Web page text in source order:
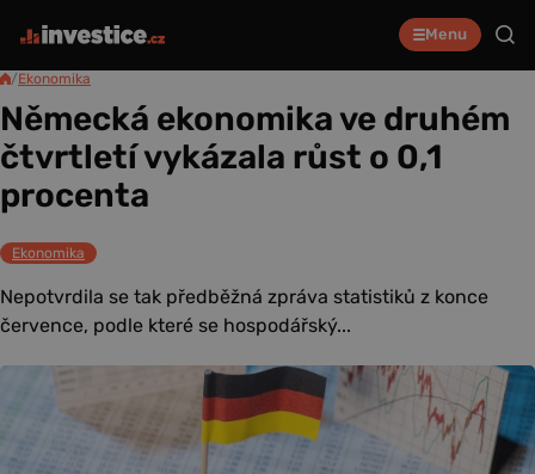
Menu
/Ekonomika
Německá ekonomika ve druhém
čtvrtletí vykázala růst o 0,1
procenta
Ekonomika
Nepotvrdila se tak předběžná zpráva statistiků z konce
července, podle které se hospodářský...